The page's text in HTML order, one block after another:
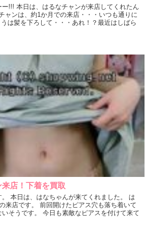
ー!!! 本日は、はるなチャンが来店してくれたん
ャンは、約1か月での来店・・・いつも通りに
は髪を下ろして・・・あれ！？最近はしばら
店！下着を買取
。 本日は、はなちゃんが来てくれました。 は
来店です。 前回開けたピアス穴も落ち着いて
そうです。 今日も素敵なピアスを付けて来て